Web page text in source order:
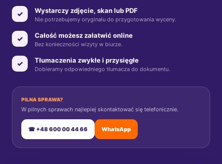
✓ Wystarczy zdjęcie, skan lub PDF
Nie potrzebujemy oryginału do przygotowania wyceny.
✓ Całość możesz załatwić online
Bez konieczności wizyty w biurze.
✓ Tłumaczenia zwykłe i przysięgłe
Dobieramy odpowiedniego tłumacza do dokumentu.
PILNA SPRAWA?
W pilnych sprawach najlepiej skontaktować się telefonicznie.
☎ +48 600 00 44 66 WhatsApp